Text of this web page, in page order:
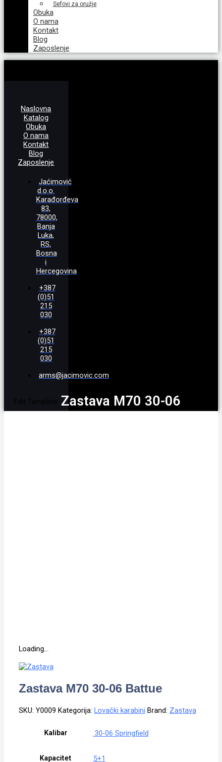
Sefovi za oružje
Obuka
O nama
Kontakt
Blog
Zaposlenje
Naslovna
Katalog
Obuka
O nama
Kontakt
Blog
Zaposlenje
Jaćimović
d.o.o.
Karađorđeva
83,
78000,
Banja
Luka,
RS,
Bosna
i
Hercegovina
+387
(0)51
215
030
+387
(0)51
215
030
arms@jacimovic.com
Edit Template Zastava M70 30-06
Loading...
Zastava M70 30-06 Battue
SKU: Y0009 Kategorija: Lovački karabini Brand: Zastava
Kalibar .30-06 Springfield
Kapacitet 5+1